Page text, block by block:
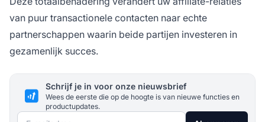
van puur transactionele contacten naar echte
partnerschappen waarin beide partijen investeren in
gezamenlijk succes.
Schrijf je in voor onze nieuwsbrief
Wees de eerste die op de hoogte is van nieuwe functies en
productupdates.
E-mailadres